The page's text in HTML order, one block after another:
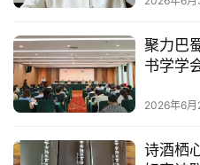
夜
话
美
术
库
2026年6月
聚力巴
2026年6月